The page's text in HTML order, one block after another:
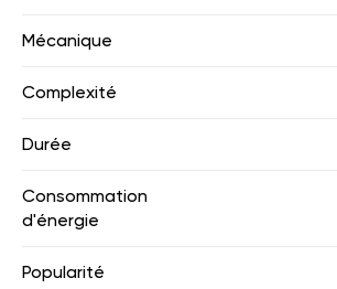
Mécanique
Complexité
Durée
Consommation
d'énergie
Popularité